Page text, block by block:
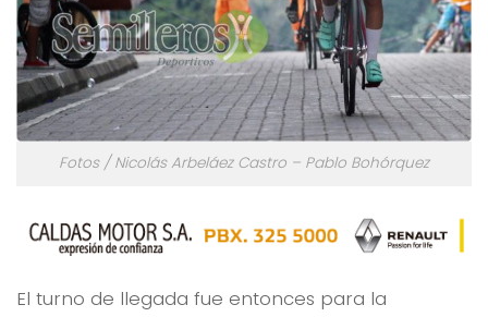
Fotos / Nicolás Arbeláez Castro – Pablo Bohórquez
El turno de llegada fue entonces para la